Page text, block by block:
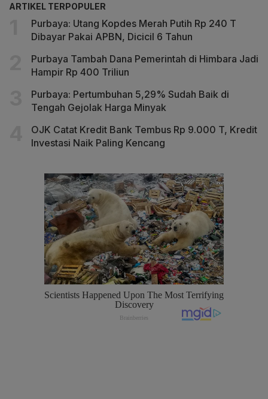
ARTIKEL TERPOPULER
Purbaya: Utang Kopdes Merah Putih Rp 240 T
Dibayar Pakai APBN, Dicicil 6 Tahun
Purbaya Tambah Dana Pemerintah di Himbara Jadi
Hampir Rp 400 Triliun
Purbaya: Pertumbuhan 5,29% Sudah Baik di
Tengah Gejolak Harga Minyak
OJK Catat Kredit Bank Tembus Rp 9.000 T, Kredit
Investasi Naik Paling Kencang